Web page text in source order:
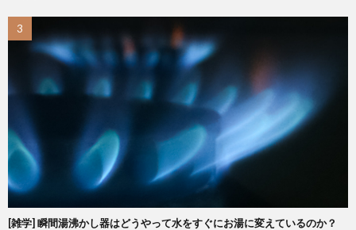
[雑学] 瞬間湯沸かし器はどうやって水をすぐにお湯に変えているのか？